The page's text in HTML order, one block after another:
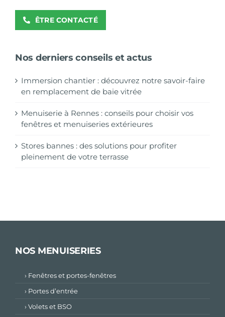
ÊTRE CONTACTÉ
Nos derniers conseils et actus
Immersion chantier : découvrez notre savoir-faire
en remplacement de baie vitrée
Menuiserie à Rennes : conseils pour choisir vos
fenêtres et menuiseries extérieures
Stores bannes : des solutions pour profiter
pleinement de votre terrasse
NOS MENUISERIES
› Fenêtres et portes-fenêtres
› Portes d’entrée
› Volets et BSO